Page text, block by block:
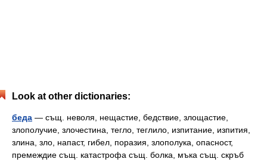
Look at other dictionaries:
беда — същ. неволя, нещастие, бедствие, злощастие,
злополучие, злочестина, тегло, теглило, изпитание, изпития,
злина, зло, напаст, гибел, поразия, злополука, опасност,
премеждие същ. катастрофа същ. болка, мъка същ. скръб